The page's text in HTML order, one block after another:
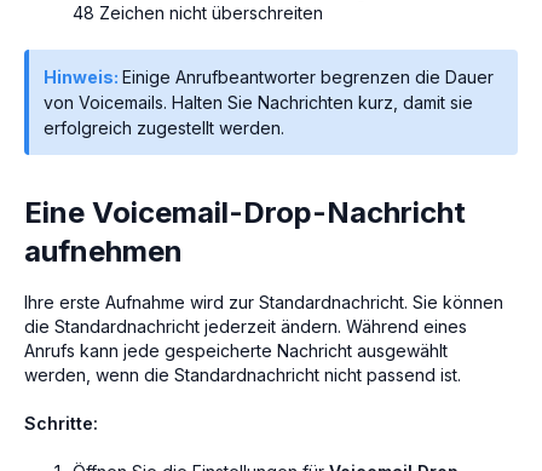
48 Zeichen nicht überschreiten
Hinweis: Einige Anrufbeantworter begrenzen die Dauer
von Voicemails. Halten Sie Nachrichten kurz, damit sie
erfolgreich zugestellt werden.
Eine Voicemail-Drop-Nachricht
aufnehmen
Ihre erste Aufnahme wird zur Standardnachricht. Sie können
die Standardnachricht jederzeit ändern. Während eines
Anrufs kann jede gespeicherte Nachricht ausgewählt
werden, wenn die Standardnachricht nicht passend ist.
Schritte: